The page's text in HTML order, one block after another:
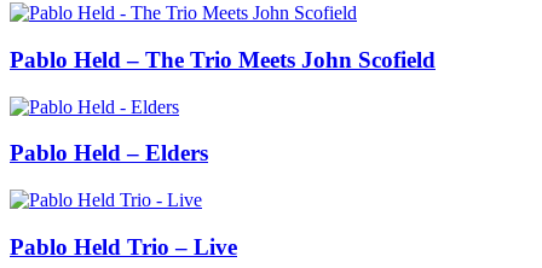
Pablo Held – The Trio Meets John Scofield
Pablo Held – Elders
Pablo Held Trio – Live